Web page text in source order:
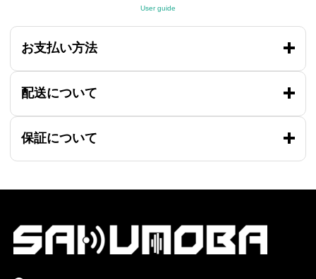
User guide
お支払い方法
配送について
保証について